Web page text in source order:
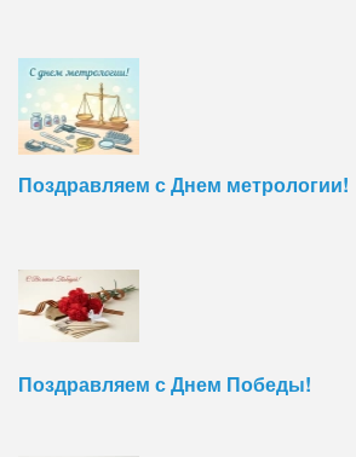
Поздравляем с Днем метрологии!
Поздравляем с Днем Победы!